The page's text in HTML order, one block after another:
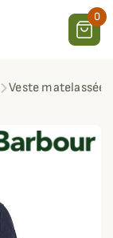
0
Veste matelassée